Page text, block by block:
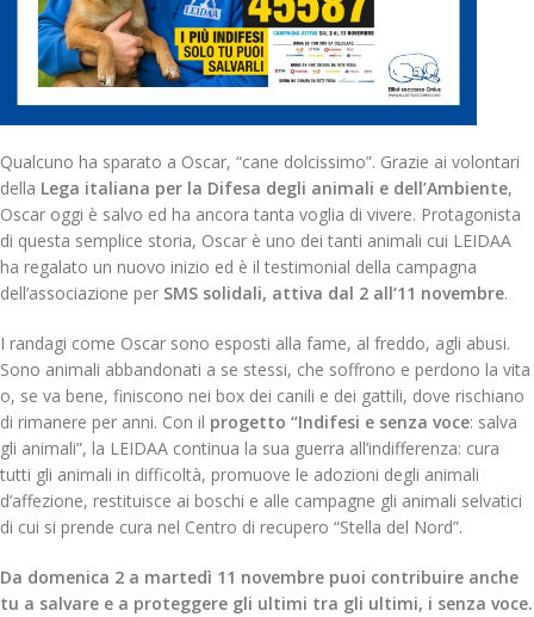
Qualcuno ha sparato a Oscar, “cane dolcissimo”. Grazie ai volontari
della Lega italiana per la Difesa degli animali e dell’Ambiente,
Oscar oggi è salvo ed ha ancora tanta voglia di vivere. Protagonista
di questa semplice storia, Oscar è uno dei tanti animali cui LEIDAA
ha regalato un nuovo inizio ed è il testimonial della campagna
dell’associazione per SMS solidali, attiva dal 2 all’11 novembre.
I randagi come Oscar sono esposti alla fame, al freddo, agli abusi.
Sono animali abbandonati a se stessi, che soffrono e perdono la vita
o, se va bene, finiscono nei box dei canili e dei gattili, dove rischiano
di rimanere per anni. Con il progetto “Indifesi e senza voce: salva
gli animali”, la LEIDAA continua la sua guerra all’indifferenza: cura
tutti gli animali in difficoltà, promuove le adozioni degli animali
d’affezione, restituisce ai boschi e alle campagne gli animali selvatici
di cui si prende cura nel Centro di recupero “Stella del Nord”.
Da domenica 2 a martedì 11 novembre puoi contribuire anche
tu a salvare e a proteggere gli ultimi tra gli ultimi, i senza voce.